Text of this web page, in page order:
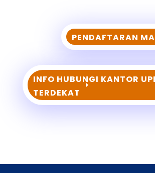
PENDAFTARAN
INFO HUBUNGI KANTOR
TERDEKAT